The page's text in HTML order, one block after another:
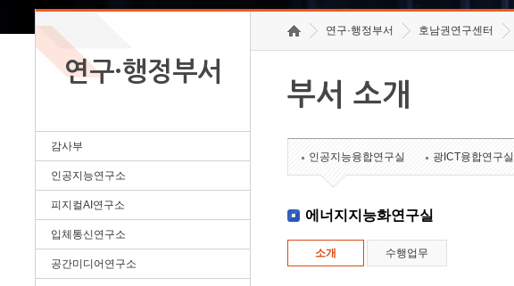
연구·행정부서
감사부
인공지능연구소
피지컬AI연구소
입체통신연구소
공간미디어연구소
연구·행정부서 호남권연구센터
부서 소개
인공지능융합연구실 광ICT융합연구실
에너지지능화연구실
소개 수행업무